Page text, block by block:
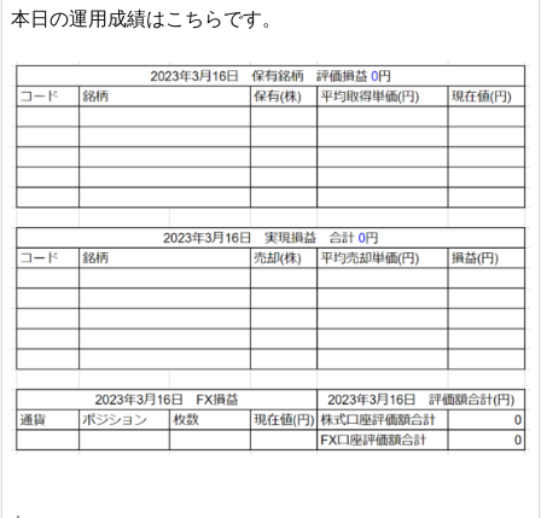
本日の運用成績はこちらです。